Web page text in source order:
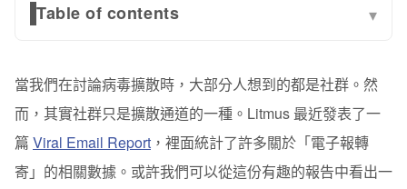
Table of contents ▾
打開編輯日曆
了解訂閱者的階層需求和轉寄的關係
了解社群轉寄發生的原因
當我們在討論病毒擴散時，大部分人想到的都是社群。然
而，其實社群只是擴散通道的一種。Litmus 最近發表了一
篇Viral Email Report ，裡面統計了許多關於「電子報轉
寄」的相關數據。或許我們可以從這份有趣的報告中看出一